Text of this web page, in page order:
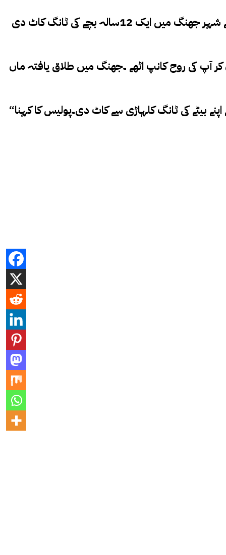
جھنگ ( ایس ایم ایس ) آپ نے اب تک گدھے اور اونٹ کی ٹانگیں کاٹنے کی خبریں پڑھیں اور دیکھیں لیکن پنجاب کے شہر جھنگ میں ایک 12سالہ بچے کی ٹانگ کاٹ دی
بیٹے کے ساتھ وہ سلوک کیا کہ جان کر آپ کی روح کانپ اٹھے ۔جھنگ میں طلاق یافتہ ماں
“جنگ ” کے مطابق پولیس کا کہنا ہے کہ یہ واقعہ جھنگ کے علاقے موضع رتہ کلاں میں پیش آیا ہے، جہاں باپ نے اپنے بیٹے کی ٹانگ کلہاڑی سے کاٹ دی۔پولیس کا کہنا